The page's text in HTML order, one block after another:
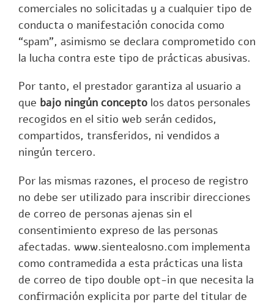
comerciales no solicitadas y a cualquier tipo de
conducta o manifestación conocida como
“spam”, asimismo se declara comprometido con
la lucha contra este tipo de prácticas abusivas.
Por tanto, el prestador garantiza al usuario a
que bajo ningún concepto los datos personales
recogidos en el sitio web serán cedidos,
compartidos, transferidos, ni vendidos a
ningún tercero.
Por las mismas razones, el proceso de registro
no debe ser utilizado para inscribir direcciones
de correo de personas ajenas sin el
consentimiento expreso de las personas
afectadas. www.sientealosno.com implementa
como contramedida a esta prácticas una lista
de correo de tipo double opt-in que necesita la
confirmación explicita por parte del titular de